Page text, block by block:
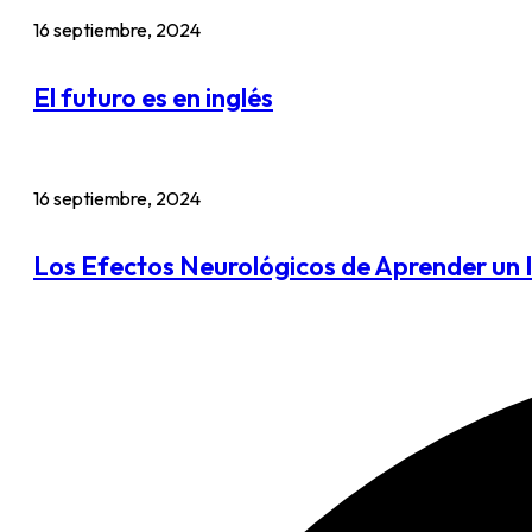
16 septiembre, 2024
El futuro es en inglés
16 septiembre, 2024
Los Efectos Neurológicos de Aprender un